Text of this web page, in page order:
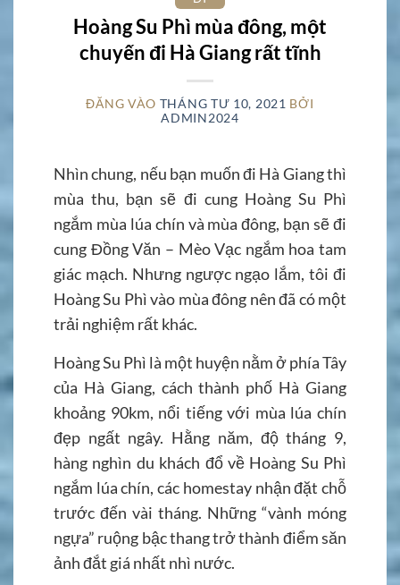
Hoàng Su Phì mùa đông, một
chuyến đi Hà Giang rất tĩnh
ĐĂNG VÀO THÁNG TƯ 10, 2021 BỞI
ADMIN2024
Nhìn chung, nếu bạn muốn đi Hà Giang thì
mùa thu, bạn sẽ đi cung Hoàng Su Phì
ngắm mùa lúa chín và mùa đông, bạn sẽ đi
cung Đồng Văn – Mèo Vạc ngắm hoa tam
giác mạch. Nhưng ngược ngạo lắm, tôi đi
Hoàng Su Phì vào mùa đông nên đã có một
trải nghiệm rất khác.
Hoàng Su Phì là một huyện nằm ở phía Tây
của Hà Giang, cách thành phố Hà Giang
khoảng 90km, nổi tiếng với mùa lúa chín
đẹp ngất ngây. Hằng năm, độ tháng 9,
hàng nghìn du khách đổ về Hoàng Su Phì
ngắm lúa chín, các homestay nhận đặt chỗ
trước đến vài tháng. Những “vành móng
ngựa” ruộng bậc thang trở thành điểm săn
ảnh đắt giá nhất nhì nước.